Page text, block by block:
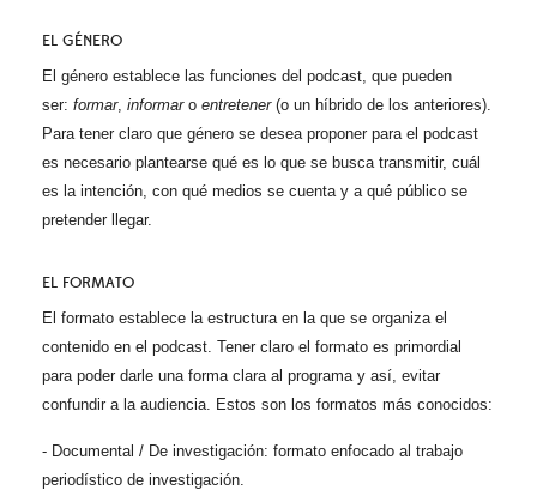
EL GÉNERO
El género establece las funciones del podcast, que pueden
ser: formar, informaro entretener(o un híbrido de los anteriores).
Para tener claro que género se desea proponer para el podcast
es necesario plantearse qué es lo que se busca transmitir, cuál
es la intención, con qué medios se cuenta y a qué público se
pretender llegar.
EL FORMATO
El formato establece la estructura en la que se organiza el
contenido en el podcast. Tener claro el formato es primordial
para poder darle una forma clara al programa y así, evitar
confundir a la audiencia. Estos son los formatos más conocidos:
- Documental / De investigación: formato enfocado al trabajo
periodístico de investigación.